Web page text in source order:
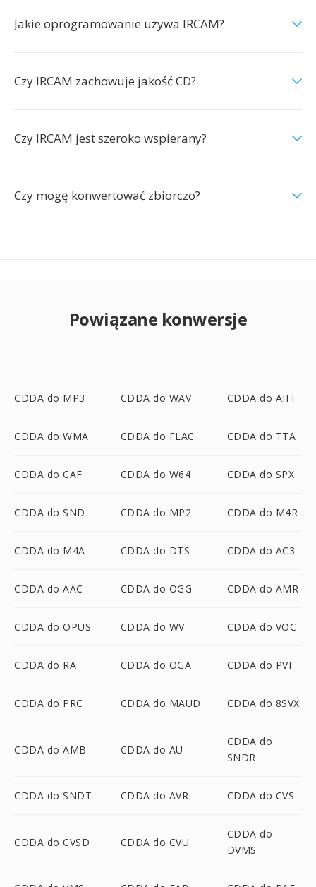
Jakie oprogramowanie używa IRCAM?
Czy IRCAM zachowuje jakość CD?
Czy IRCAM jest szeroko wspierany?
Czy mogę konwertować zbiorczo?
Powiązane konwersje
CDDA do MP3 CDDA do WAV CDDA do AIFF
CDDA do WMA CDDA do FLAC CDDA do TTA
CDDA do CAF CDDA do W64 CDDA do SPX
CDDA do SND CDDA do MP2 CDDA do M4R
CDDA do M4A CDDA do DTS CDDA do AC3
CDDA do AAC CDDA do OGG CDDA do AMR
CDDA do OPUS CDDA do WV CDDA do VOC
CDDA do RA CDDA do OGA CDDA do PVF
CDDA do PRC CDDA do MAUD CDDA do 8SVX
CDDA do AMB CDDA do AU
CDDA do
SNDR
CDDA do SNDT CDDA do AVR CDDA do CVS
CDDA do CVSD CDDA do CVU
CDDA do
DVMS